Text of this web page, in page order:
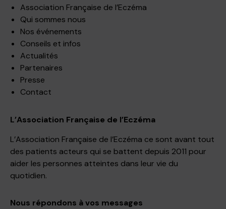
Association Française de l’Eczéma
Qui sommes nous
Nos événements
Conseils et infos
Actualités
Partenaires
Presse
Contact
L’Association Française de l’Eczéma
L’Association Française de l’Eczéma ce sont avant tout
des patients acteurs qui se battent depuis 2011 pour
aider les personnes atteintes dans leur vie du
quotidien.
Nous répondons à vos messages